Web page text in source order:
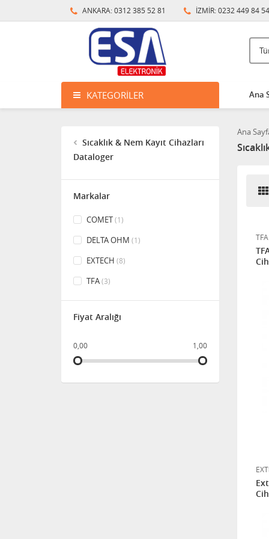
ANKARA: 0312 385 52 81 İZMİR: 0232 449 84 54
KATEGORILER Ana
Sıcaklık & Nem Kayıt Cihazları
Dataloger
Markalar
COMET(1)
DELTA OHM (1)
EXTECH (8)
TFA(3)
Fiyat Aralığı
0,00 1,00
Ana
TFA